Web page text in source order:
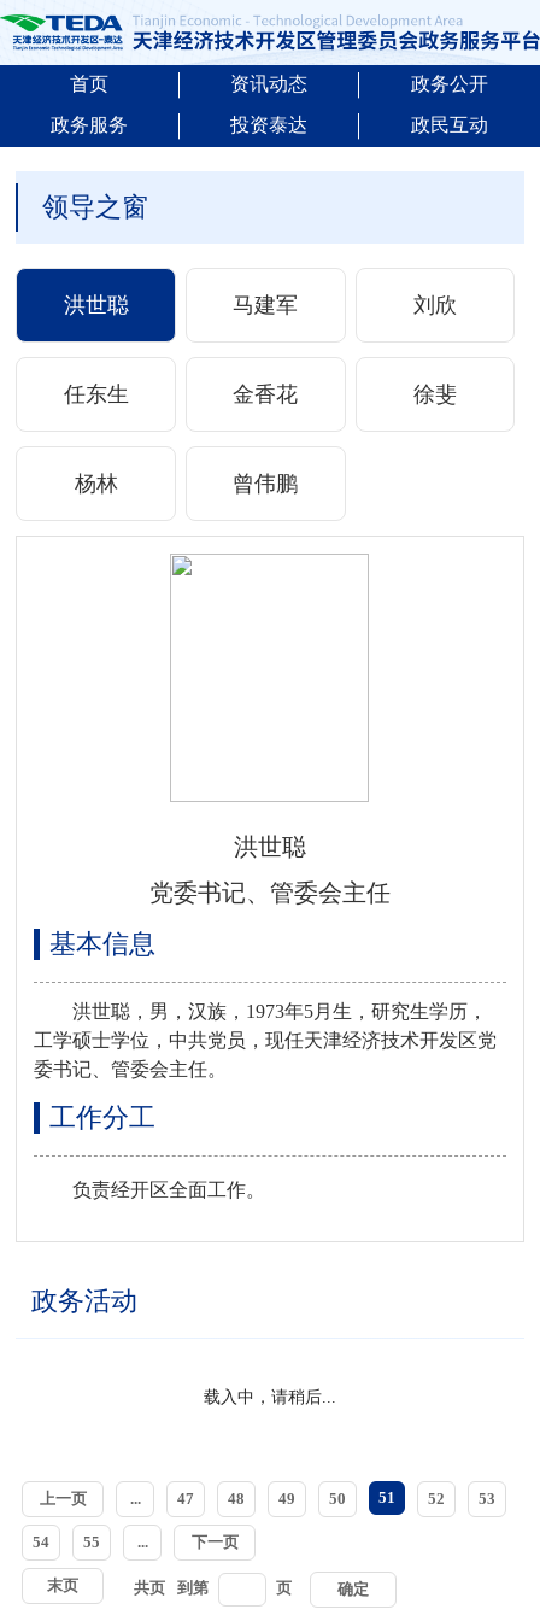
首页 资讯动态
政务公开
政务服务
投资泰达 政民互动
领导之窗
洪世聪 马建军 刘欣
任东生 金香花 徐斐
杨林 曾伟鹏
洪世聪
党委书记、管委会主任
基本信息
洪世聪，男，汉族，1973年5月生，研究生学历，
工学硕士学位，中共党员，现任天津经济技术开发区党
委书记、管委会主任。
工作分工
负责经开区全面工作。
政务活动
载入中，请稍后...
上一页 ... 47 48 49 50 51 52 53
54 55 ... 下一页
末页 共页 到第 页 确定